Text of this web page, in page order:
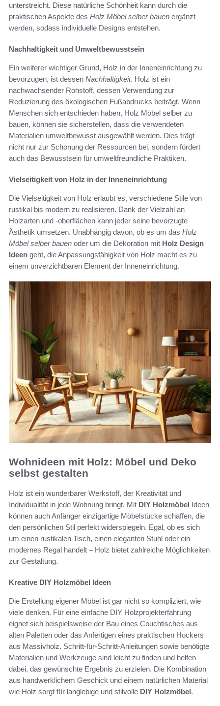
unterstreicht. Diese natürliche Schönheit kann durch die
praktischen Aspekte des Holz Möbel selber bauen ergänzt
werden, sodass individuelle Designs entstehen.
Nachhaltigkeit und Umweltbewusstsein
Ein weiterer wichtiger Grund, Holz in der Inneneinrichtung zu
bevorzugen, ist dessen Nachhaltigkeit. Holz ist ein
nachwachsender Rohstoff, dessen Verwendung zur
Reduzierung des ökologischen Fußabdrucks beiträgt. Wenn
Menschen sich entschieden haben, Holz Möbel selber zu
bauen, können sie sicherstellen, dass die verwendeten
Materialien umweltbewusst ausgewählt werden. Dies trägt
nicht nur zur Schonung der Ressourcen bei, sondern fördert
auch das Bewusstsein für umweltfreundliche Praktiken.
Vielseitigkeit von Holz in der Inneneinrichtung
Die Vielseitigkeit von Holz erlaubt es, verschiedene Stile von
rustikal bis modern zu realisieren. Dank der Vielzahl an
Holzarten und -oberflächen kann jeder seine bevorzugte
Ästhetik umsetzen. Unabhängig davon, ob es um das Holz
Möbel selber bauen oder um die Dekoration mit Holz Design
Ideen geht, die Anpassungsfähigkeit von Holz macht es zu
einem unverzichtbaren Element der Inneneinrichtung.
Wohnideen mit Holz: Möbel und Deko
selbst gestalten
Holz ist ein wunderbarer Werkstoff, der Kreativität und
Individualität in jede Wohnung bringt. Mit DIY Holzmöbel Ideen
können auch Anfänger einzigartige Möbelstücke schaffen, die
den persönlichen Stil perfekt widerspiegeln. Egal, ob es sich
um einen rustikalen Tisch, einen eleganten Stuhl oder ein
modernes Regal handelt – Holz bietet zahlreiche Möglichkeiten
zur Gestaltung.
Kreative DIY Holzmöbel Ideen
Die Erstellung eigener Möbel ist gar nicht so kompliziert, wie
viele denken. Für eine einfache DIY Holzprojekterfahrung
eignet sich beispielsweise der Bau eines Couchtisches aus
alten Paletten oder das Anfertigen eines praktischen Hockers
aus Massivholz. Schritt-für-Schritt-Anleitungen sowie benötigte
Materialien und Werkzeuge sind leicht zu finden und helfen
dabei, das gewünschte Ergebnis zu erzielen. Die Kombination
aus handwerklichem Geschick und einem natürlichen Material
wie Holz sorgt für langlebige und stilvolle DIY Holzmöbel.